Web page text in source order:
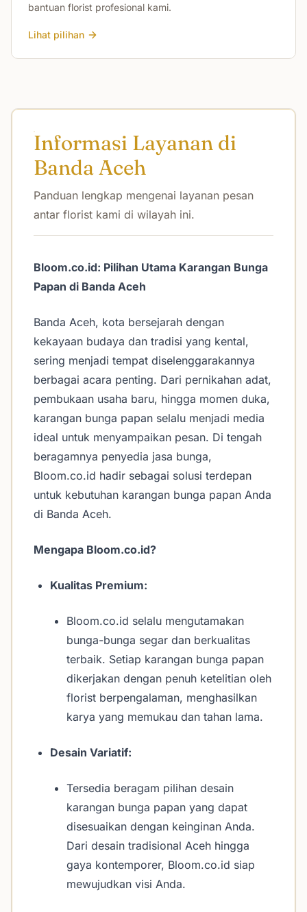
bantuan florist profesional kami.
Lihat pilihan
Informasi Layanan di
Banda Aceh
Panduan lengkap mengenai layanan pesan
antar florist kami di wilayah ini.
Bloom.co.id: Pilihan Utama Karangan Bunga
Papan di Banda Aceh
Banda Aceh, kota bersejarah dengan
kekayaan budaya dan tradisi yang kental,
sering menjadi tempat diselenggarakannya
berbagai acara penting. Dari pernikahan adat,
pembukaan usaha baru, hingga momen duka,
karangan bunga papan selalu menjadi media
ideal untuk menyampaikan pesan. Di tengah
beragamnya penyedia jasa bunga,
Bloom.co.id hadir sebagai solusi terdepan
untuk kebutuhan karangan bunga papan Anda
di Banda Aceh.
Mengapa Bloom.co.id?
Kualitas Premium:
Bloom.co.id selalu mengutamakan
bunga-bunga segar dan berkualitas
terbaik. Setiap karangan bunga papan
dikerjakan dengan penuh ketelitian oleh
florist berpengalaman, menghasilkan
karya yang memukau dan tahan lama.
Desain Variatif:
Tersedia beragam pilihan desain
karangan bunga papan yang dapat
disesuaikan dengan keinginan Anda.
Dari desain tradisional Aceh hingga
gaya kontemporer, Bloom.co.id siap
mewujudkan visi Anda.